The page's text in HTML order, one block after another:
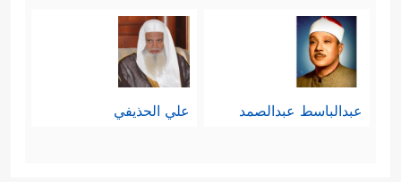
عبدالباسط عبدالصمد علي الحذيفي